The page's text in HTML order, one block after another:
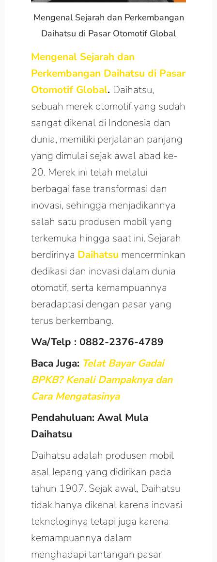
Mengenal Sejarah dan Perkembangan
Daihatsu di Pasar Otomotif Global
Mengenal Sejarah dan
Perkembangan Daihatsu di Pasar
Otomotif Global. Daihatsu,
sebuah merek otomotif yang sudah
sangat dikenal di Indonesia dan
dunia, memiliki perjalanan panjang
yang dimulai sejak awal abad ke-
20. Merek ini telah melalui
berbagai fase transformasi dan
inovasi, sehingga menjadikannya
salah satu produsen mobil yang
terkemuka hingga saat ini. Sejarah
berdirinya Daihatsu mencerminkan
dedikasi dan inovasi dalam dunia
otomotif, serta kemampuannya
beradaptasi dengan pasar yang
terus berkembang.
Wa/Telp : 0882-2376-4789
Baca Juga: Telat Bayar Gadai
BPKB? Kenali Dampaknya dan
Cara Mengatasinya
Pendahuluan: Awal Mula
Daihatsu
Daihatsu adalah produsen mobil
asal Jepang yang didirikan pada
tahun 1907. Sejak awal, Daihatsu
tidak hanya dikenal karena inovasi
teknologinya tetapi juga karena
kemampuannya dalam
menghadapi tantangan pasar